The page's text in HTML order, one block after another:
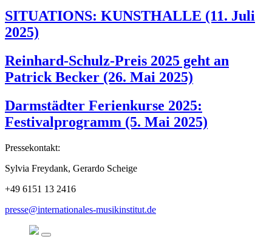
SITUATIONS: KUNSTHALLE (11. Juli
2025)
Reinhard-Schulz-Preis 2025 geht an
Patrick Becker (26. Mai 2025)
Darmstädter Ferienkurse 2025:
Festivalprogramm (5. Mai 2025)
Pressekontakt:
Sylvia Freydank, Gerardo Scheige
+49 6151 13 2416
presse@internationales-musikinstitut.de